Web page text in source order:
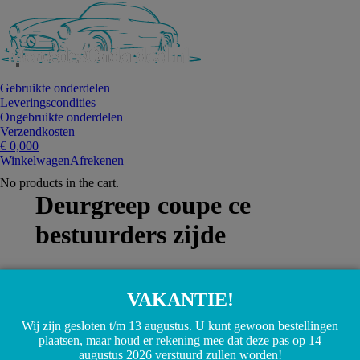
Gebruikte onderdelen
Leveringscondities
Ongebruikte onderdelen
Verzendkosten
€ 0,000
WinkelwagenAfrekenen
No products in the cart.
Deurgreep coupe ce
bestuurders zijde
VAKANTIE!
Wij zijn gesloten t/m 13 augustus. U kunt gewoon bestellingen
plaatsen, maar houd er rekening mee dat deze pas op 14
augustus 2026 verstuurd zullen worden!